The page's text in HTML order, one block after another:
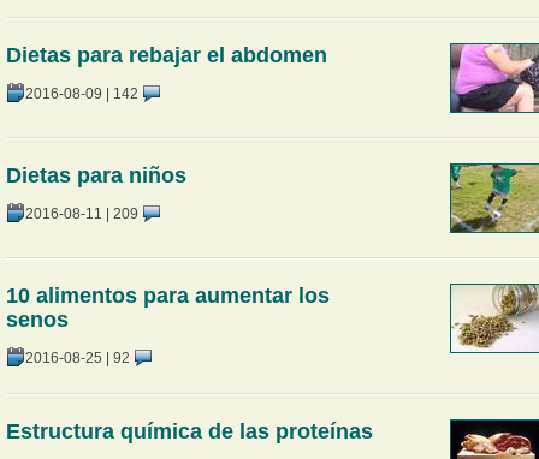
Dietas para rebajar el abdomen
2016-08-09 | 142
Dietas para niños
2016-08-11 | 209
10 alimentos para aumentar los
senos
2016-08-25 | 92
Estructura química de las proteínas